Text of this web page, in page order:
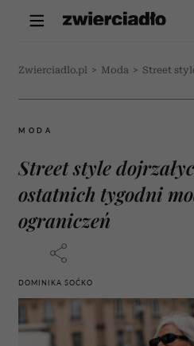
Zwierciadlo.pl > Moda > Street
MODA
Street style
ostatnich tygodni
ograniczeń
DOMINIKA SOĆKO